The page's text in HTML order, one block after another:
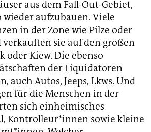
aus dem Fall-Out-Gebiet,
wieder aufzubauen. Viele
in der Zone wie Pilze oder
sie auf den großen
oder Kiew. Die ebenso
der Liquidatoren
auch Autos, Jeeps, Lkws. Und
für die Menschen in der
sich einheimisches
Kontrolleur*innen sowie kleine